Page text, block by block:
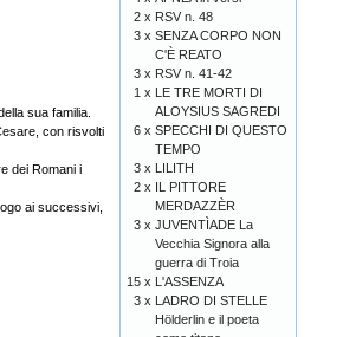
sua familia.
con risvolti
dei Romani i
ai successivi,
2 x RSV n. 48
3 x SENZA CORPO NON
C'È REATO
3 x RSV n. 41-42
1 x LE TRE MORTI DI
ALOYSIUS SAGREDI
6 x SPECCHI DI QUESTO
TEMPO
3 x LILITH
2 x IL PITTORE
MERDAZZÈR
3 x JUVENTÌADE La
Vecchia Signora alla
guerra di Troia
15 x L'ASSENZA
3 x LADRO DI STELLE
Hölderlin e il poeta